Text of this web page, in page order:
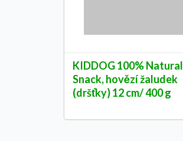
KIDDOG 100% Natural
Snack, hovězí žaludek
(dršťky) 12 cm/ 400 g